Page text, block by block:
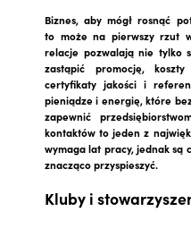
Biznes, aby mógł rosnąć
to może na pierwszy rzut
relacje pozwalają nie tylko
zastąpić promocję,
certyfikaty jakości i
pieniądze i energię, które
zapewnić
kontaktów to jeden z
wymaga lat pracy, jednak są
znacząco przyspieszyć.
Kluby i